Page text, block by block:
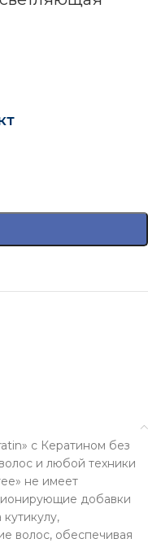
с Кератином без
и любой техники
не имеет
добавки
волос, обеспечивая